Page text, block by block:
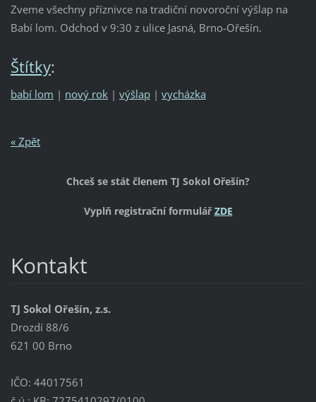
Zveme všechny příznivce na tradiční novoroční výšlap na
Babí lom. Odchod v 9:30 z ulice Jasná, Brno-Ořešín.
Štítky:
babí lom | nový rok | výšlap | vycházka
« Zpět
Chceš se stát členem TJ Sokol Ořešín?
Vyplň registrační formulářZDE
Kontakt
TJ Sokol Ořešín, z.s.
Drozdí 88/6
621 00 Brno
IČO: 44017561